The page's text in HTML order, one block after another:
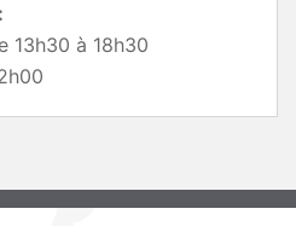
13h30 à 18h30